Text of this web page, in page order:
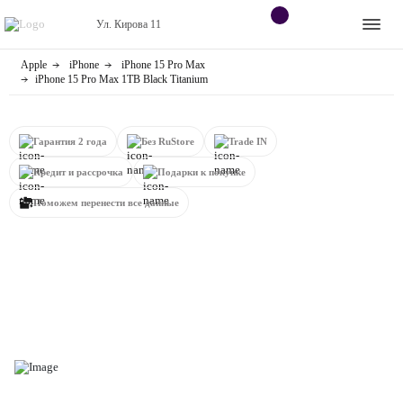
Ул. Кирова 11
Контакты
магазине
Apple
Яндекс станции
Приставки
Apple iPhone
iPhone 15 Pro Max
iPhone 15 Pro Max 1TB Black Titanium
Гарантия 2 года Без RuStore Trade IN
Кредит и рассрочка Подарки к покупке
Поможем перенести все данные